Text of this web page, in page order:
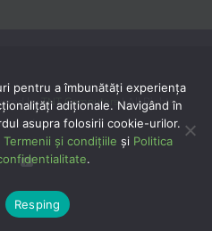
byTNT Computers| All Rights
FacebookYouTube
pentru a îmbunătăți experiența
adiționale. Navigând în
asupra folosirii cookie-urilor.
Termenii și condițiile și Politica
.
Resping